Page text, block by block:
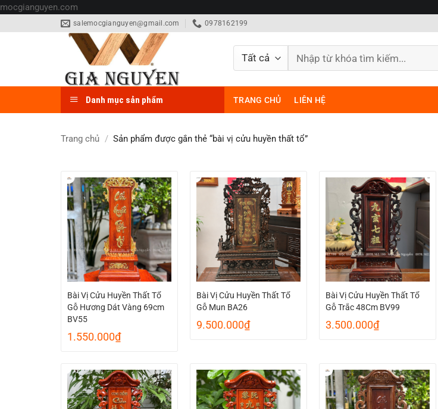
mocgianguyen.com
qua
nội
dung
salemocgianguyen@gmail.com 0978162199
Tìm
kiếm:
Danh mục sản phẩm TRANG CHỦ LIÊN HỆ
Trang chủ / Sản phẩm được gắn thẻ “bài vị cửu huyền thất tổ”
Bài Vị Cửu Huyền Thất Tổ
Gỗ Hương Dát Vàng 69cm
BV55
1.550.000₫
Bài Vị Cửu Huyền Thất Tổ
Gỗ Mun BA26
9.500.000₫
Bài Vị Cửu Huyền Thất Tổ
Gỗ Trắc 48Cm BV99
3.500.000₫